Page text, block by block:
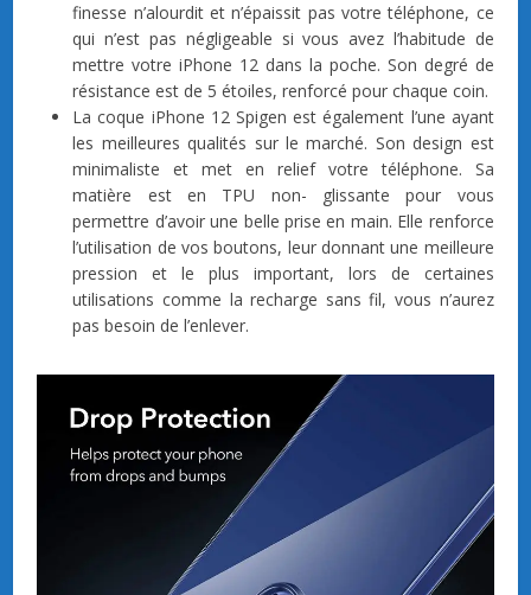
finesse n’alourdit et n’épaissit pas votre téléphone, ce
qui n’est pas négligeable si vous avez l’habitude de
mettre votre iPhone 12 dans la poche. Son degré de
résistance est de 5 étoiles, renforcé pour chaque coin.
La coque iPhone 12 Spigen est également l’une ayant
les meilleures qualités sur le marché. Son design est
minimaliste et met en relief votre téléphone. Sa
matière est en TPU non- glissante pour vous
permettre d’avoir une belle prise en main. Elle renforce
l’utilisation de vos boutons, leur donnant une meilleure
pression et le plus important, lors de certaines
utilisations comme la recharge sans fil, vous n’aurez
pas besoin de l’enlever.